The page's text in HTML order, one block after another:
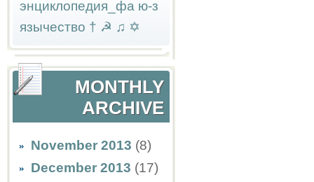
энциклопедия_фа ю-з
язычество † ☭ ♫ ✡
MONTHLY
ARCHIVE
November 2013 (8)
December 2013 (17)